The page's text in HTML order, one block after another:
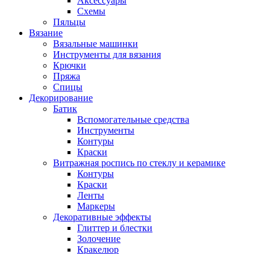
Схемы
Пяльцы
Вязание
Вязальные машинки
Инструменты для вязания
Крючки
Пряжа
Спицы
Декорирование
Батик
Вспомогательные средства
Инструменты
Контуры
Краски
Витражная роспись по стеклу и керамике
Контуры
Краски
Ленты
Маркеры
Декоративные эффекты
Глиттер и блестки
Золочение
Кракелюр